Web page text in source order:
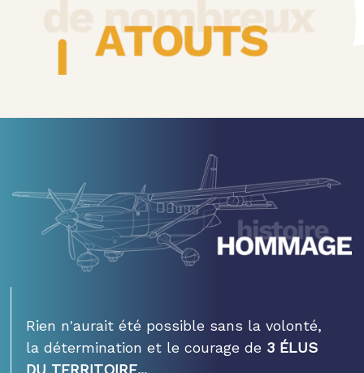
Rien n'aurait été possible sans la volonté,
la détermination et le courage de 3 ÉLUS